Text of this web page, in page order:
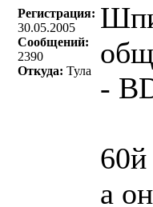
Регистрация:
30.05.2005
Сообщений:
2390
Откуда: Тула
-
а